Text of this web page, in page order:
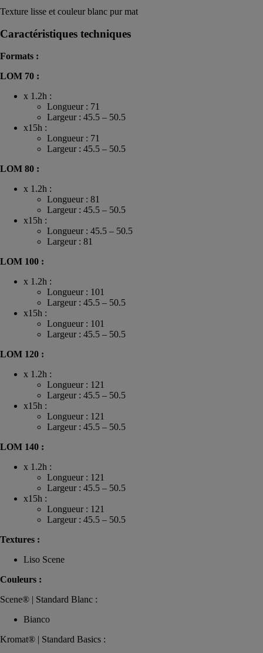
Texture lisse et couleur blanc pur mat
Caractéristiques techniques
Formats :
LOM 70 :
x 1.2h :
Longueur : 71
Largeur : 45.5 – 50.5
x15h :
Longueur : 71
Largeur : 45.5 – 50.5
LOM 80 :
x 1.2h :
Longueur : 81
Largeur : 45.5 – 50.5
x15h :
Longueur : 45.5 – 50.5
Largeur : 81
LOM 100 :
x 1.2h :
Longueur : 101
Largeur : 45.5 – 50.5
x15h :
Longueur : 101
Largeur : 45.5 – 50.5
LOM 120 :
x 1.2h :
Longueur : 121
Largeur : 45.5 – 50.5
x15h :
Longueur : 121
Largeur : 45.5 – 50.5
LOM 140 :
x 1.2h :
Longueur : 121
Largeur : 45.5 – 50.5
x15h :
Longueur : 121
Largeur : 45.5 – 50.5
Textures :
Liso Scene
Couleurs :
Scene® | Standard Blanc :
Bianco
Kromat® | Standard Basics :